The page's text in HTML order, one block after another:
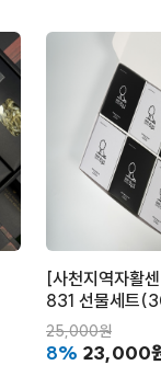
[사천지역자활
831 선물세트
25,000원
8% 23,000